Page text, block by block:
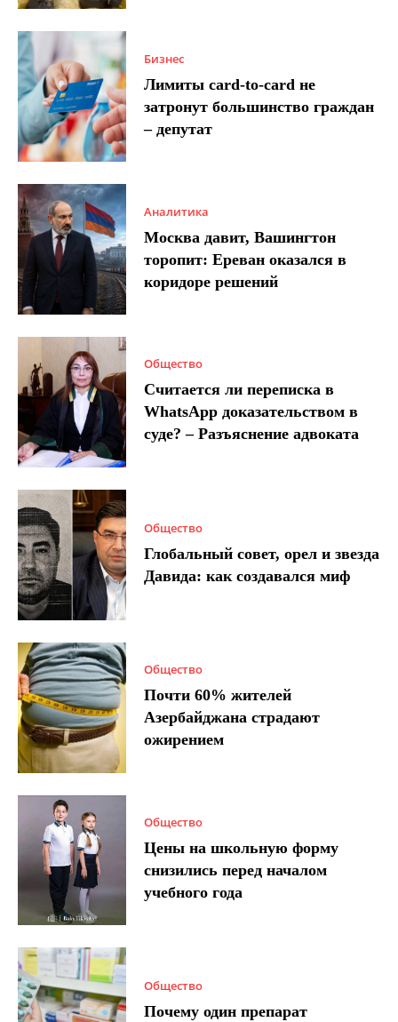
Бизнес
Лимиты card-to-card не
затронут большинство граждан
– депутат
Аналитика
Москва давит, Вашингтон
торопит: Ереван оказался в
коридоре решений
Общество
Считается ли переписка в
WhatsApp доказательством в
суде? – Разъяснение адвоката
Общество
Глобальный совет, орел и звезда
Давида: как создавался миф
Общество
Почти 60% жителей
Азербайджана страдают
ожирением
Общество
Цены на школьную форму
снизились перед началом
учебного года
Общество
Почему один препарат